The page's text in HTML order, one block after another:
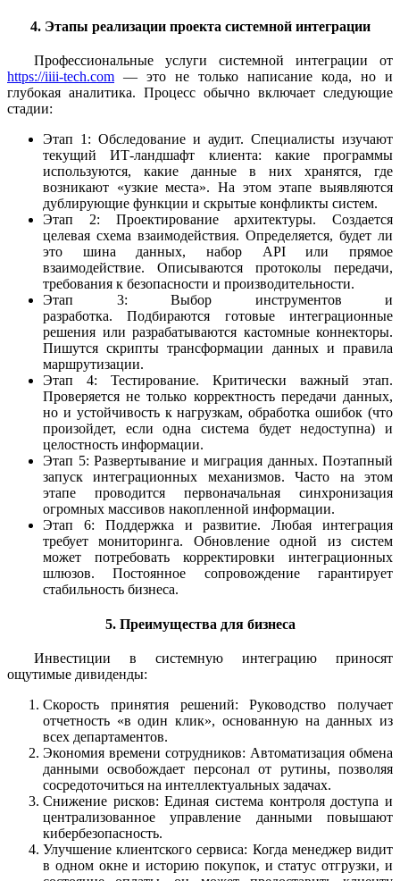
4. Этапы реализации проекта системной интеграции
Профессиональные услуги системной интеграции от
https://iiii-tech.com — это не только написание кода, но и
глубокая аналитика. Процесс обычно включает следующие
стадии:
Этап 1: Обследование и аудит. Специалисты изучают
текущий ИТ-ландшафт клиента: какие программы
используются, какие данные в них хранятся, где
возникают «узкие места». На этом этапе выявляются
дублирующие функции и скрытые конфликты систем.
Этап 2: Проектирование архитектуры. Создается
целевая схема взаимодействия. Определяется, будет ли
это шина данных, набор API или прямое
взаимодействие. Описываются протоколы передачи,
требования к безопасности и производительности.
Этап 3: Выбор инструментов и
разработка.Подбираются готовые интеграционные
решения или разрабатываются кастомные коннекторы.
Пишутся скрипты трансформации данных и правила
маршрутизации.
Этап 4: Тестирование. Критически важный этап.
Проверяется не только корректность передачи данных,
но и устойчивость к нагрузкам, обработка ошибок (что
произойдет, если одна система будет недоступна) и
целостность информации.
Этап 5: Развертывание и миграция данных. Поэтапный
запуск интеграционных механизмов. Часто на этом
этапе проводится первоначальная синхронизация
огромных массивов накопленной информации.
Этап 6: Поддержка и развитие.Любая интеграция
требует мониторинга. Обновление одной из систем
может потребовать корректировки интеграционных
шлюзов. Постоянное сопровождение гарантирует
стабильность бизнеса.
5. Преимущества для бизнеса
Инвестиции в системную интеграцию приносят
ощутимые дивиденды:
Скорость принятия решений: Руководство получает
отчетность «в один клик», основанную на данных из
всех департаментов.
Экономия времени сотрудников: Автоматизация обмена
данными освобождает персонал от рутины, позволяя
сосредоточиться на интеллектуальных задачах.
Снижение рисков: Единая система контроля доступа и
централизованное управление данными повышают
кибербезопасность.
Улучшение клиентского сервиса: Когда менеджер видит
в одном окне и историю покупок, и статус отгрузки, и